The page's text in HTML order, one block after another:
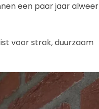
een paar jaar alweer
voor strak, duurzaam